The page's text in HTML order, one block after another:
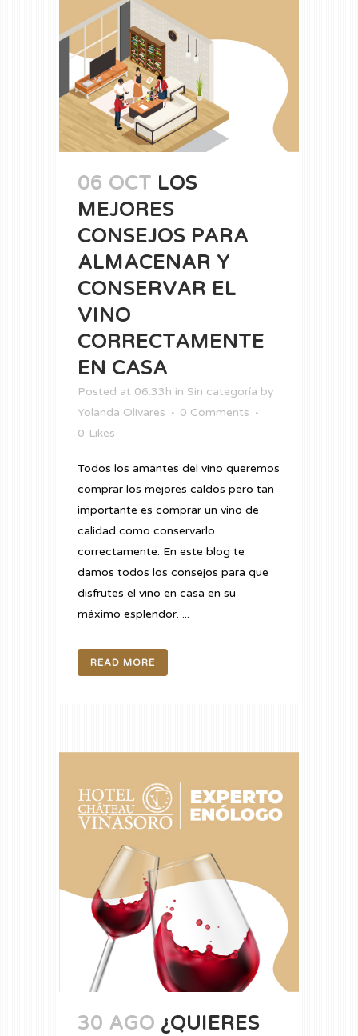
06 OCT LOS
MEJORES
CONSEJOS PARA
ALMACENAR Y
CONSERVAR EL
VINO
CORRECTAMENTE
EN CASA
Posted at 06:33h in Sin categoría by
Yolanda Olivares
0 Comments
0 Likes
Todos los amantes del vino queremos
comprar los mejores caldos pero tan
importante es comprar un vino de
calidad como conservarlo
correctamente. En este blog te
damos todos los consejos para que
disfrutes el vino en casa en su
máximo esplendor. ...
READ MORE
30 AGO ¿QUIERES